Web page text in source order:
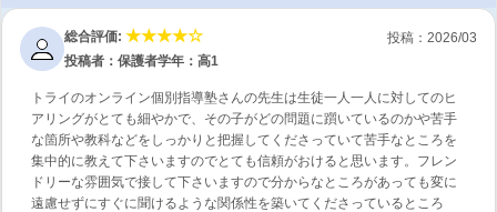
投稿：2026/03
総合評価:
投稿者：保護者学年：高1
トライのオンライン個別指導塾さんの先生は生徒一人一人に対してのヒ
アリングがとても細やかで、その子がどの問題に躓いているのかや苦手
な箇所や教科などをしっかりと把握してくださっていて苦手なところを
集中的に教えて下さいますのでとても信頼がおけると思います。フレン
ドリーな雰囲気で接して下さいますので分からなところがあっても変に
遠慮せずにすぐに聞けるような関係性を築いてくださっているところ